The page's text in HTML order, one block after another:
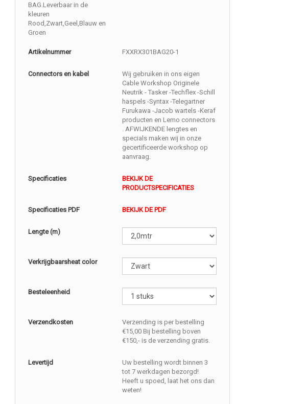
BAG.Leverbaar in de
kleuren
Rood,Zwart,Geel,Blauw en
Groen
Artikelnummer FXXRX301BAG20-1
Connectors en kabel
Wij gebruiken in ons eigen
Cable Workshop Originele
Neutrik - Tasker -Techflex -Schill
haspels -Syntax -Telegartner
Furukawa -Jacob wartels -Keraf
producten en Lemo connectors
. AFWIJKENDE lengtes en
specials maken wij in onze
gecertificeerde workshop op
aanvraag.
Specificaties
BEKIJK DE
PRODUCTSPECIFICATIES
Specificaties PDF BEKIJK DE PDF
Lengte (m)
Verkrijgbaarsheat color
Besteleenheid
Verzendkosten
Verzending is per bestelling
€15,00 Bij bestelling boven
€150,- is de verzending gratis.
Levertijd
Uw bestelling wordt binnen 3
tot 7 werkdagen bezorgd!
Heeft u spoed, laat het ons dan
weten!